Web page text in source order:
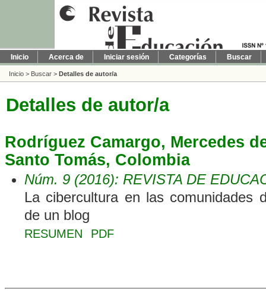
Inicio Acerca de Iniciar sesión Categorías Buscar
Inicio > Buscar > Detalles de autor/a
Detalles de autor/a
Rodríguez Camargo, Mercedes
Santo Tomás, Colombia
Núm. 9 (2016): REVISTA DE
La cibercultura en las comunidades
de un blog
RESUMEN PDF